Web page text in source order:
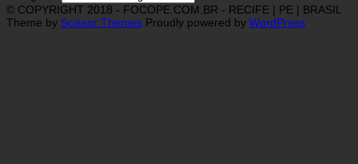
© COPYRIGHT 2018 - FOCOPE.COM.BR - RECIFE | PE | BRASIL
Theme by Scissor Themes Proudly powered by WordPress